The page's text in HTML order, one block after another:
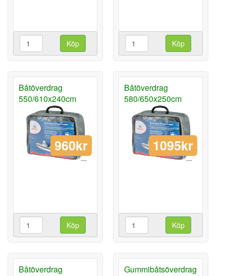
Köp Köp
Båtöverdrag
550/610x240cm
960kr
Köp
Båtöverdrag
580/650x250cm
1095kr
Köp
Båtöverdrag
Gummibåtsöverdrag